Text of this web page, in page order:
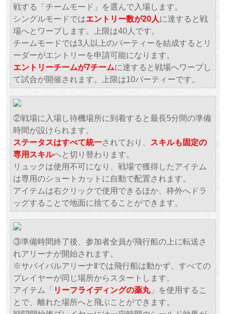
戦する「チームモード」を選んで入場します。
シングルモードではエントリー数が20人に達すると戦
場へとワープします。上限は40人です。
チームモードでは3人以上のパーティーを結成するとリ
ーダーがエントリーを申請可能になります。
エントリーチームが7チームに達すると戦場へワープし
て試合が開催されます。上限は10パーティーです。
②戦場に入場し待機場所に到着すると最長5分間の準備
時間が設けられます。
ステータスはすべて統一されており、
スキルも固定の
専用スキルへと切り替わります。
リュックは使用不可になり、戦場で獲得したアイテム
は専用のショートカットに自動で配置されます。
アイテムは右クリックで使用できるほか、枠外へドラ
ッグすることで地面に捨てることができます。
③準備時間終了後、参加者全員が飛行船の上に転送さ
れアリーナが開始されます。
※サバイバルアリーナⅡでは飛行船は動かず、すべての
プレイヤーが同じ場所からスタートします。
アイテム「 リーフライディングの薬丸」を使用するこ
とで、離れた場所へと飛ぶことができます。